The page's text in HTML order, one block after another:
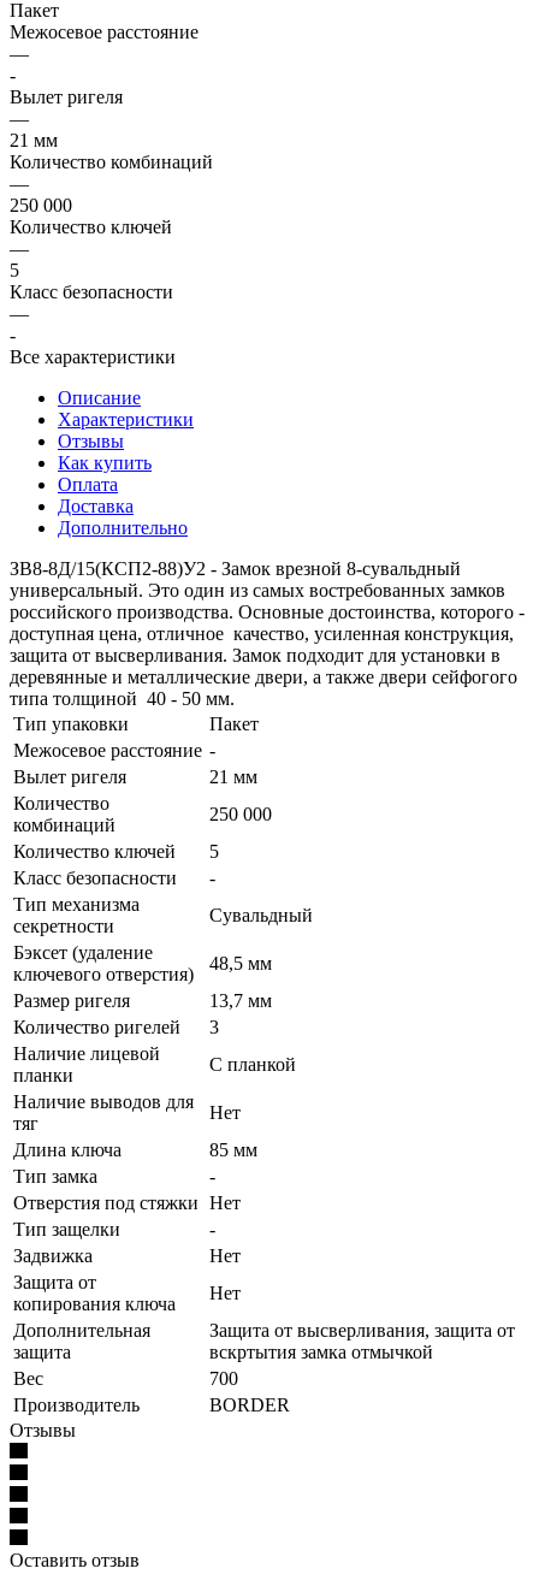
Пакет
Межосевое расстояние
—
-
Вылет ригеля
—
21 мм
Количество комбинаций
—
250 000
Количество ключей
—
5
Класс безопасности
—
-
Все характеристики
Описание
Характеристики
Отзывы
Как купить
Оплата
Доставка
Дополнительно
ЗВ8-8Д/15(КСП2-88)У2 - Замок врезной 8-сувальдный
универсальный. Это один из самых востребованных замков
российского производства. Основные достоинства, которого -
доступная цена, отличное качество, усиленная конструкция,
защита от высверливания. Замок подходит для установки в
деревянные и металлические двери, а также двери сейфогого
типа толщиной 40 - 50 мм.
Тип упаковки
Пакет
Межосевое расстояние -
Вылет ригеля
21 мм
Количество
комбинаций
250 000
Количество ключей
5
Класс безопасности
-
Тип механизма
секретности
Сувальдный
Бэксет (удаление
ключевого отверстия)
48,5 мм
Размер ригеля
13,7 мм
Количество ригелей
3
Наличие лицевой
планки
С планкой
Наличие выводов для
тяг
Нет
Длина ключа
85 мм
Тип замка
-
Отверстия под стяжки Нет
Тип защелки
-
Задвижка
Нет
Защита от
копирования ключа
Нет
Дополнительная
защита
Защита от высверливания, защита от
вскртытия замка отмычкой
Вес
700
Производитель
BORDER
Отзывы
Оставить отзыв